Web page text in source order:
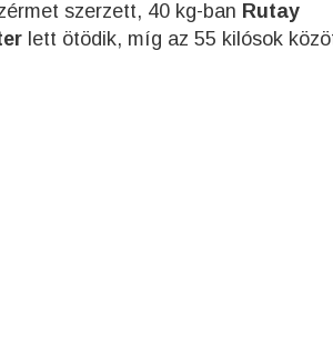
szerzett, 40 kg-ban Rutay
lett ötödik, míg az 55 kilósok